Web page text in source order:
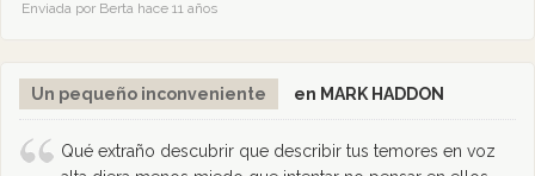
Enviada por Berta hace 11 años
Un pequeño inconveniente en MARK HADDON
Qué extraño descubrir que describir tus temores en voz